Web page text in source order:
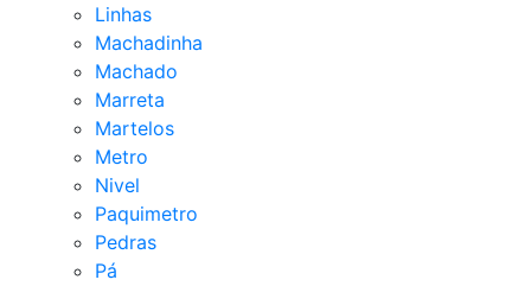
Linhas
Machadinha
Machado
Marreta
Martelos
Metro
Nivel
Paquimetro
Pedras
Pá